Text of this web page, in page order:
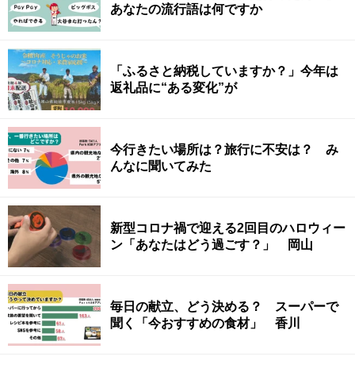
あなたの流行語は何ですか
「ふるさと納税していますか？」今年は
返礼品に“ある変化”が
今行きたい場所は？旅行に不安は？ み
んなに聞いてみた
新型コロナ禍で迎える2回目のハロウィー
ン「あなたはどう過ごす？」 岡山
毎日の献立、どう決める？ スーパーで
聞く「今おすすめの食材」 香川